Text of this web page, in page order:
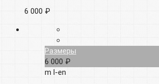
6 000 ₽
Размеры
6 000 ₽
m l-en